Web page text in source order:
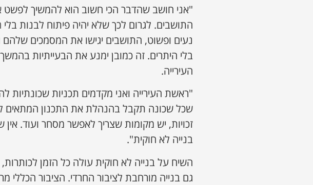
"אני חושב שהדבר הכי חשוב הוא להמשיך לפשט
התושבים. לגרום לכך שלא יהיה פיתוח לבנות
נעים ופשוט, התושבים יגישו את המסמכים
בלי היתרים. זה כמובן ימנע את הבעייתיות
העירייה.
"ראשת העירייה ואני מקדמים תכניות שכונתיות
שכל שכונה תקבל בהנהלת את התכנון המתאים
זכויות, יש מקומות שצריך לאפשר מסחר ועוד.
בנייה לא חוקית".
השיח על בנייה לא חוקית עולה כל הזמן
גם בנייה מורחבת לציבור החרדי. הציבור הכללי